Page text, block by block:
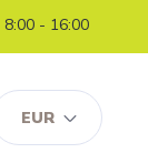
EUR
8:00 - 16:00